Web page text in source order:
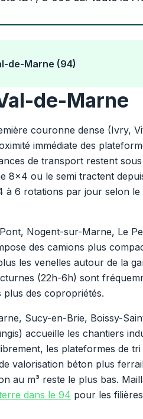
de-Marne (94)
de-Marne
couronne dense (Ivry,
immédiate des
de transport restent sous
8x4 ou le semi tractent
à 6 rotations par jour selon le
Nogent-sur-Marne, Le
des camions plus
les venelles autour de la
(22h-6h) sont
plus des copropriétés.
Sucy-en-Brie, Boissy-
accueille les chantiers
les plateformes de tri
valorisation béton plus
au m³ reste le plus bas.
dans le 94 pour les